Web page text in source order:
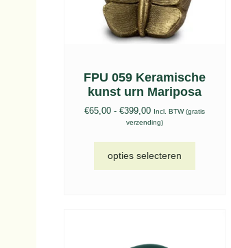
FPU 059 Keramische
kunst urn Mariposa
€65,00 - €399,00 Incl. BTW (gratis
verzending)
opties selecteren